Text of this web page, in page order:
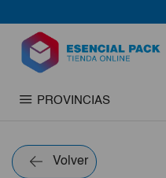
PROVINCIAS
Volver